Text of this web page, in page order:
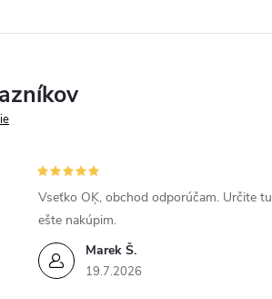
Marek Š.
19.7.2026
Vseťko OĶ, obchod odporúčam. Určite tu
ešte nakúpim.